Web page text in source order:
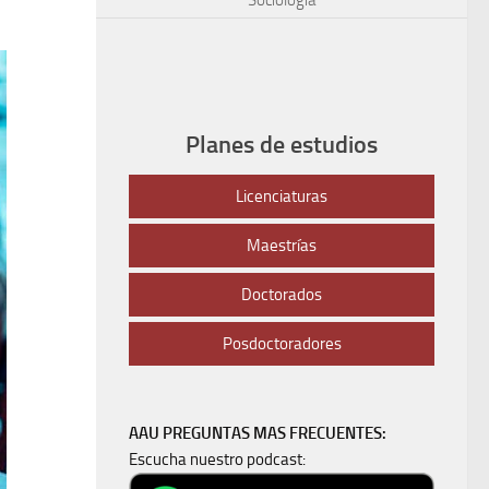
Planes de estudios
Licenciaturas
Maestrías
Doctorados
Posdoctoradores
AAU PREGUNTAS MAS FRECUENTES:
Escucha nuestro podcast: